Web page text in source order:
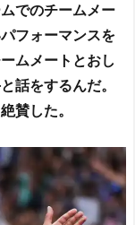
でのチームメー
フォーマンスを
ムメートとおし
話をするんだ。
賛した。